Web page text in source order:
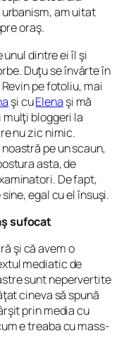
am uitat
oraş.
dintre ei îl şi
Duţu se învârte în
pe fotoliu, mai
şi cuElena şi mă
bloggeri la
nu zic nimic.
pe un scaun,
asta, de
De fapt,
egal cu el însuşi.
sufocat
şi că avem o
mediatic de
sunt nepervertite
cineva să spună
prin media cu
e treaba cu mass-